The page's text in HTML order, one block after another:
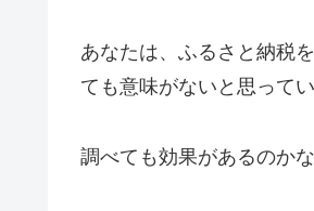
あなたは、ふるさと納税
ても意味がないと思って
調べても効果があるのか